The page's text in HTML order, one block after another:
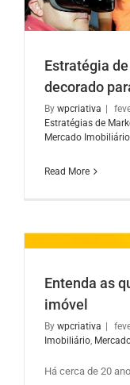
Estratégia
decorado
By wpcriativa
Estratégias de
Mercado Imobiliário
Read More
Entenda as
imóvel
By wpcriativa |
Imobiliário,
Há cerca de 20